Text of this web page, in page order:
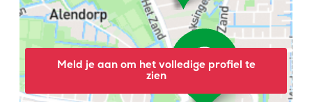
Meld je aan om het volledige profiel te
zien